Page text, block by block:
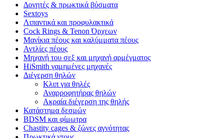
Δονητές & πρωκτικά βύσματα
Sextoys
Λιπαντικά και προφυλακτικά
Cock Rings & Tenon Όρχεων
Μανίκια πέους και καλύμματα πέους
Αντλίες πέους
Μηχανή του σεξ και μηχανή αρμέγματος
HiSmith γαμημένες μηχανές
Διέγερση θηλών
Κλιπ για θηλές
Αναρροφητήρας θηλών
Ακραία διέγερση της θηλής
Κατάστημα δεσμών
BDSM και φίμωτρα
Chastity cages & ζώνες αγνότητας